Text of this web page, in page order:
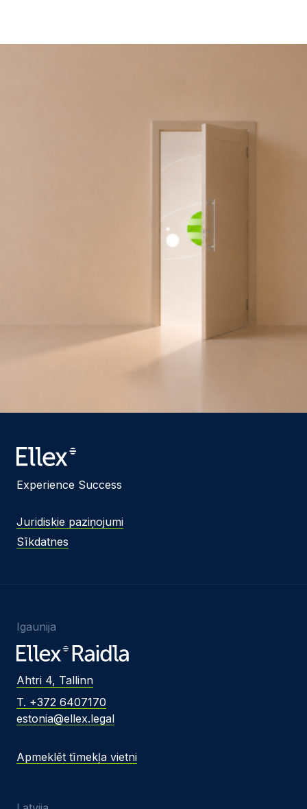
Experience Success
Juridiskie paziņojumi
Sīkdatnes
Igaunija
Ahtri 4, Tallinn
T. +372 6407170
estonia@ellex.legal
Apmeklēt tīmekļa vietni